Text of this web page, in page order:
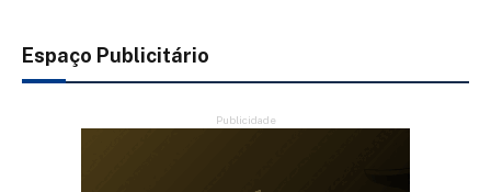
Espaço Publicitário
Publicidade